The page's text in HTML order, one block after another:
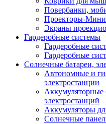
Повербанки,
Проекторы-
Экраны
Гардеробные системы
Гардеробные
Гардеробные
Солнечные батареи,
Автономные и
электростанции
Аккумуляторные
электростанций
Аккумуляторы
Солнечные